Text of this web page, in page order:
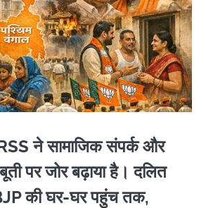
ने सामाजिक संपर्क और
पर जोर बढ़ाया है। दलित
की घर-घर पहुंच तक,